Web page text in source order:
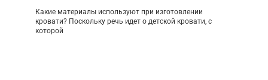
Какие материалы используют при изготовлении
кровати? Поскольку речь идет о детской кровати, с
которой